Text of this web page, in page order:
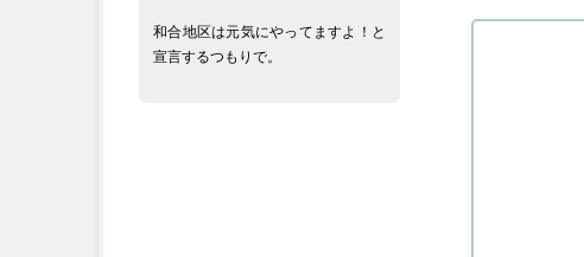
和合地区は元気にやってますよ！と
宣言するつもりで。